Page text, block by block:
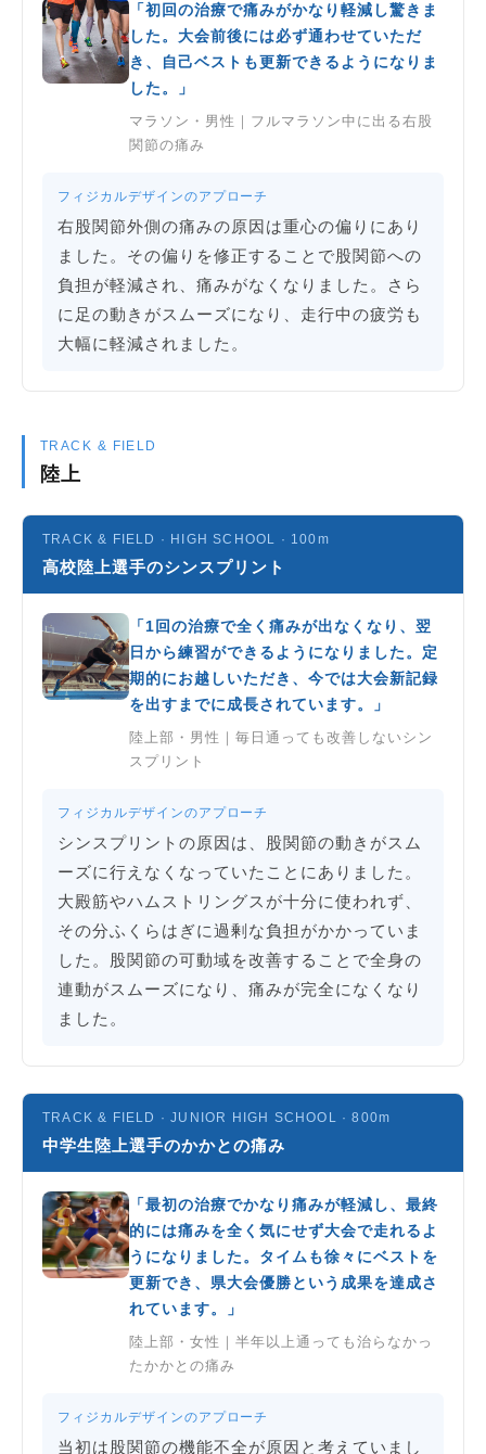
「初回の治療で痛みがかなり軽減し驚きま
した。大会前後には必ず通わせていただ
き、自己ベストも更新できるようになりま
した。」
マラソン・男性｜フルマラソン中に出る右股
関節の痛み
フィジカルデザインのアプローチ
右股関節外側の痛みの原因は重心の偏りにあり
ました。その偏りを修正することで股関節への
負担が軽減され、痛みがなくなりました。さら
に足の動きがスムーズになり、走行中の疲労も
大幅に軽減されました。
TRACK & FIELD
陸上
TRACK & FIELD · HIGH SCHOOL · 100m
高校陸上選手のシンスプリント
「1回の治療で全く痛みが出なくなり、翌
日から練習ができるようになりました。定
期的にお越しいただき、今では大会新記録
を出すまでに成長されています。」
陸上部・男性｜毎日通っても改善しないシン
スプリント
フィジカルデザインのアプローチ
シンスプリントの原因は、股関節の動きがスム
ーズに行えなくなっていたことにありました。
大殿筋やハムストリングスが十分に使われず、
その分ふくらはぎに過剰な負担がかかっていま
した。股関節の可動域を改善することで全身の
連動がスムーズになり、痛みが完全になくなり
ました。
TRACK & FIELD · JUNIOR HIGH SCHOOL · 800m
中学生陸上選手のかかとの痛み
「最初の治療でかなり痛みが軽減し、最終
的には痛みを全く気にせず大会で走れるよ
うになりました。タイムも徐々にベストを
更新でき、県大会優勝という成果を達成さ
れています。」
陸上部・女性｜半年以上通っても治らなかっ
たかかとの痛み
フィジカルデザインのアプローチ
当初は股関節の機能不全が原因と考えていまし